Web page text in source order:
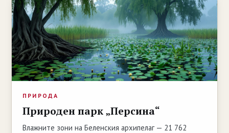
ПРИРОДА
Природен парк „Персина“
Влажните зони на Беленския архипелаг — 21 762